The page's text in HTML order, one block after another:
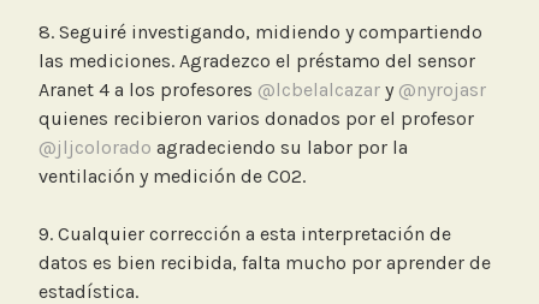
8. Seguiré investigando, midiendo y compartiendo
las mediciones. Agradezco el préstamo del sensor
Aranet 4 a los profesores @lcbelalcazar y @nyrojasr
quienes recibieron varios donados por el profesor
@jljcolorado agradeciendo su labor por la
ventilación y medición de CO2.
9. Cualquier corrección a esta interpretación de
datos es bien recibida, falta mucho por aprender de
estadística.